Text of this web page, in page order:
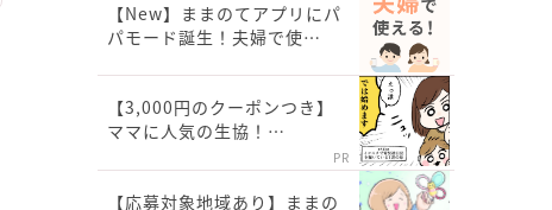
【New】ままのてアプリにパ
パモード誕生！夫婦で使…
【3,000円のクーポンつき】
ママに人気の生協！…
PR
【応募対象地域あり】ままの